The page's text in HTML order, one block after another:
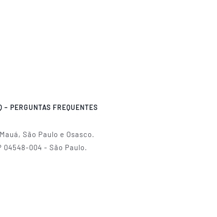
– PERGUNTAS FREQUENTES
São Paulo e Osasco.
04548-004 - São Paulo.